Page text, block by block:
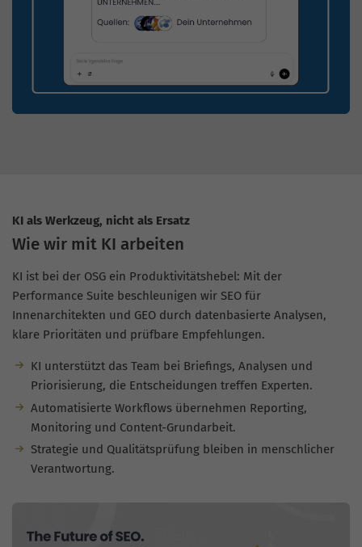
KI als Werkzeug, nicht als Ersatz
Wie wir mit KI arbeiten
KI ist bei der OSG ein Produktivitätshebel: Mit der
Performance Suite beschleunigen wir SEO für
Innenarchitekten und GEO durch datenbasierte Analysen,
klare Prioritäten und prüfbare Empfehlungen.
KI unterstützt das Team bei Briefings, Analysen und
Priorisierung, die Entscheidungen treffen Experten.
Automatisierte Workflows übernehmen Reporting,
Monitoring und Content-Grundarbeit.
Strategie und Qualitätsprüfung bleiben in menschlicher
Verantwortung.